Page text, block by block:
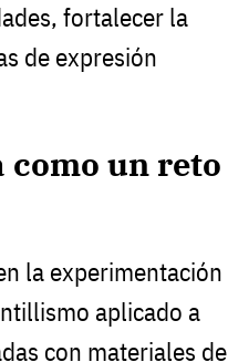
fortalecer la
de expresión
un reto
la experimentación
aplicado a
con materiales de